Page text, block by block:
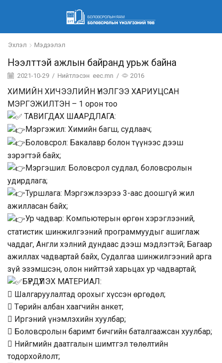
Эхлэл Мэдээлэл
Нээлттэй ажлын байранд урьж байна
2021-10-29 / Нийтлэсэн eec.mn / 2016
ХИМИЙН ХИЧЭЭЛИЙН ҮНЭЛГЭЭ ХАРИУЦСАН
МЭРГЭЖИЛТЭН – 1 орон тоо
ТАВИГДАХ ШААРДЛАГА:
Мэргэжил: Химийн багш, судлаач;
Боловсрол: Бакалавр болон түүнээс дээш
зэрэгтэй байх;
Мэргэшил: Боловсрол судлал, боловсролын
удирдлага;
Туршлага: Мэргэжлээрээ 3-аас доошгүй жил
ажилласан байх;
Ур чадвар: Компьютерын өргөн хэрэглээний,
статистик шинжилгээний программуудыг ашиглаж
чаддаг, Англи хэлний дундаас дээш мэдлэгтэй; Багаар
ажиллах чадвартай байх, Судалгаа шинжилгээний арга
зүй эзэмшсэн, олон нийттэй харьцах ур чадвартай;
БҮРДҮҮЛЭХ МАТЕРИАЛ:
 Шалгаруулалтад орохыг хүссэн өргөдөл;
 Төрийн албан хаагчийн анкет;
 Иргэний үнэмлэхийн хуулбар;
 Боловсролын баримт бичгийн баталгаажсан хуулбар;
 Нийгмийн даатгалын шимтгэл төлөлтийн
тодорхойлолт;